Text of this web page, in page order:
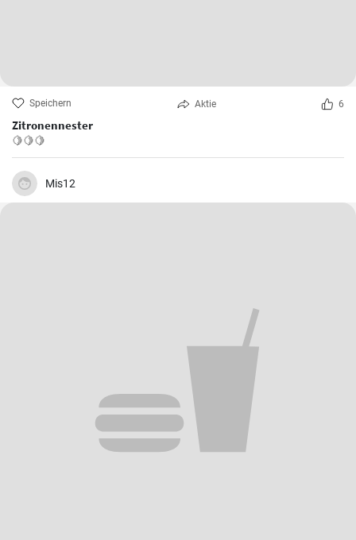
Speichern Aktie 6
Zitronennester
🍋🍋🍋
Mis12